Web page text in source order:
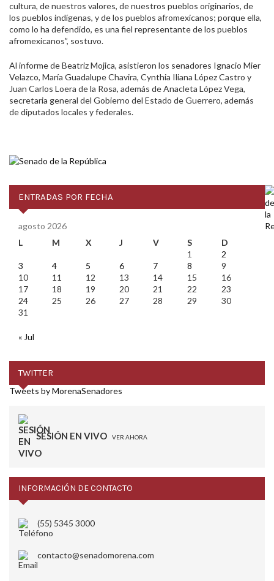
cultura, de nuestros valores, de nuestros pueblos originarios, de
los pueblos indígenas, y de los pueblos afromexicanos; porque ella,
como lo ha defendido, es una fiel representante de los pueblos
afromexicanos”, sostuvo.
Al informe de Beatriz Mojica, asistieron los senadores Ignacio Mier
Velazco, María Guadalupe Chavira, Cynthia Iliana López Castro y
Juan Carlos Loera de la Rosa, además de Anacleta López Vega,
secretaria general del Gobierno del Estado de Guerrero, además
de diputados locales y federales.
ENTRADAS POR FECHA
agosto 2026
L
M X J V S
D
1
2
3
4 5 6 7 8
9
10
11 12 13 14 15
16
17
18 19 20 21 22
23
24
25 26 27 28 29
30
31
« Jul
TWITTER
Tweets by MorenaSenadores
SESIÓN EN VIVO VER AHORA
INFORMACIÓN DE CONTACTO
(55) 5345 3000
contacto@senadomorena.com